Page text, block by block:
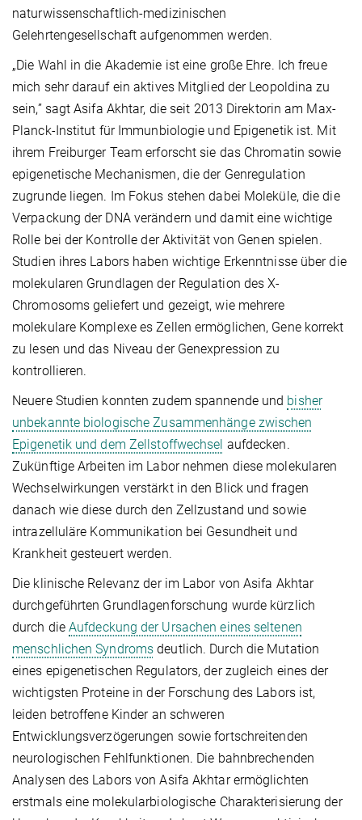
naturwissenschaftlich-medizinischen
Gelehrtengesellschaft aufgenommen werden.
„Die Wahl in die Akademie ist eine große Ehre. Ich freue
mich sehr darauf ein aktives Mitglied der Leopoldina zu
sein,” sagt Asifa Akhtar, die seit 2013 Direktorin am Max-
Planck-Institut für Immunbiologie und Epigenetik ist. Mit
ihrem Freiburger Team erforscht sie das Chromatin sowie
epigenetische Mechanismen, die der Genregulation
zugrunde liegen. Im Fokus stehen dabei Moleküle, die die
Verpackung der DNA verändern und damit eine wichtige
Rolle bei der Kontrolle der Aktivität von Genen spielen.
Studien ihres Labors haben wichtige Erkenntnisse über die
molekularen Grundlagen der Regulation des X-
Chromosoms geliefert und gezeigt, wie mehrere
molekulare Komplexe es Zellen ermöglichen, Gene korrekt
zu lesen und das Niveau der Genexpression zu
kontrollieren.
Neuere Studien konnten zudem spannende und bisher
unbekannte biologische Zusammenhänge zwischen
Epigenetik und dem Zellstoffwechsel aufdecken.
Zukünftige Arbeiten im Labor nehmen diese molekularen
Wechselwirkungen verstärkt in den Blick und fragen
danach wie diese durch den Zellzustand und sowie
intrazelluläre Kommunikation bei Gesundheit und
Krankheit gesteuert werden.
Die klinische Relevanz der im Labor von Asifa Akhtar
durchgeführten Grundlagenforschung wurde kürzlich
durch die Aufdeckung der Ursachen eines seltenen
menschlichen Syndroms deutlich. Durch die Mutation
eines epigenetischen Regulators, der zugleich eines der
wichtigsten Proteine in der Forschung des Labors ist,
leiden betroffene Kinder an schweren
Entwicklungsverzögerungen sowie fortschreitenden
neurologischen Fehlfunktionen. Die bahnbrechenden
Analysen des Labors von Asifa Akhtar ermöglichten
erstmals eine molekularbiologische Charakterisierung der